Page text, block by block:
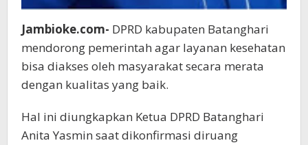
Jambioke.com- DPRD kabupaten Batanghari
mendorong pemerintah agar layanan kesehatan
bisa diakses oleh masyarakat secara merata
dengan kualitas yang baik.
Hal ini diungkapkan Ketua DPRD Batanghari
Anita Yasmin saat dikonfirmasi diruang